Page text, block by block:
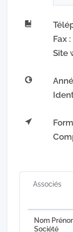
Fax :
Site
Associés